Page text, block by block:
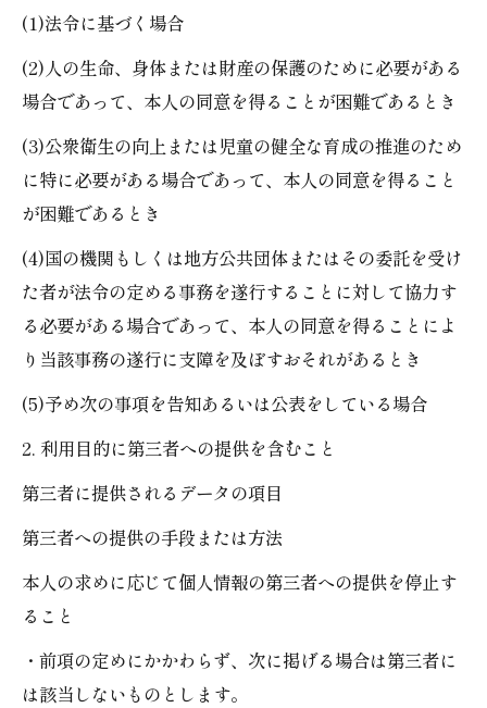
(1)法令に基づく場合
(2)人の生命、身体または財産の保護のために必要がある
場合であって、本人の同意を得ることが困難であるとき
(3)公衆衛生の向上または児童の健全な育成の推進のため
に特に必要がある場合であって、本人の同意を得ること
が困難であるとき
(4)国の機関もしくは地方公共団体またはその委託を受け
た者が法令の定める事務を遂行することに対して協力す
る必要がある場合であって、本人の同意を得ることによ
り当該事務の遂行に支障を及ぼすおそれがあるとき
(5)予め次の事項を告知あるいは公表をしている場合
2. 利用目的に第三者への提供を含むこと
第三者に提供されるデータの項目
第三者への提供の手段または方法
本人の求めに応じて個人情報の第三者への提供を停止す
ること
・前項の定めにかかわらず、次に掲げる場合は第三者に
は該当しないものとします。